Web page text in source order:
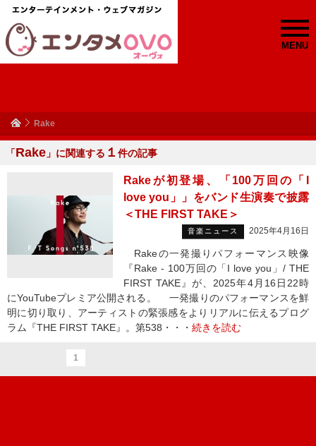
MENU
Rake
「Rake 」に関連する １ 件の記事
Rakeが初登場、「100万回の「I
love you」」をバンド生演奏で披露
＜THE FIRST TAKE＞
音楽ニュース 2025年4月16日
Rakeの一発撮りパフォーマンス映像
『Rake - 100万回の「I love you」/ THE
FIRST TAKE』が、2025年4月16日22時
にYouTubeプレミア公開される。 一発撮りのパフォーマンスを鮮
明に切り取り、アーティストの緊張感をよりリアルに伝えるプログ
ラム『THE FIRST TAKE』。第538・・・ 続きを読む
1